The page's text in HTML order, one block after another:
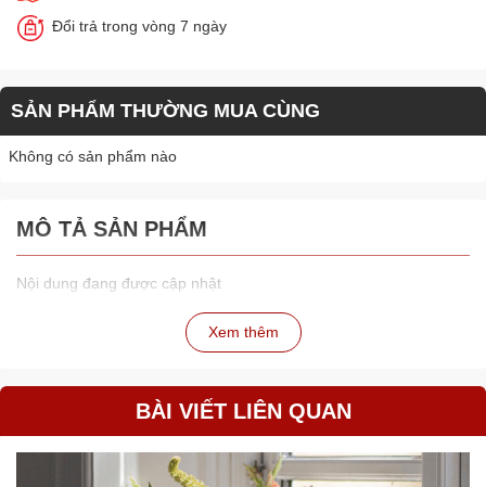
Đổi trả trong vòng 7 ngày
SẢN PHẨM THƯỜNG MUA CÙNG
Không có sản phẩm nào
MÔ TẢ SẢN PHẨM
Nội dung đang được cập nhật
Xem thêm
BÀI VIẾT LIÊN QUAN